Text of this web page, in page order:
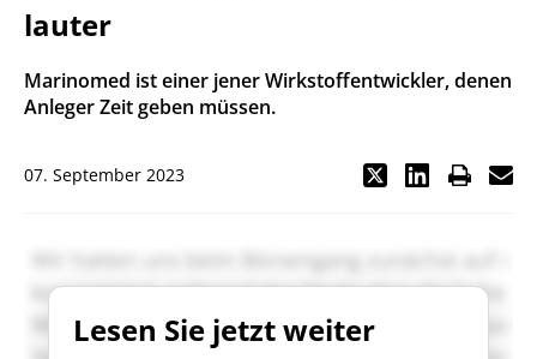
lauter
Marinomed ist einer jener Wirkstoffentwickler, denen
Anleger Zeit geben müssen.
07. September 2023
Lesen Sie jetzt weiter